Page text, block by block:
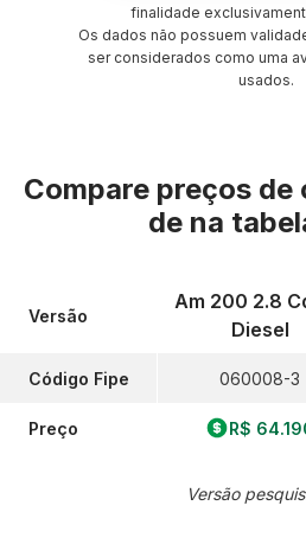
finalidade
Os dados não possuem
ser considerados como uma
usados.
Compare preços
de na
Versão
Código Fipe
Preço
Am 200 2.8
Diesel
060008-3
R$
Versão